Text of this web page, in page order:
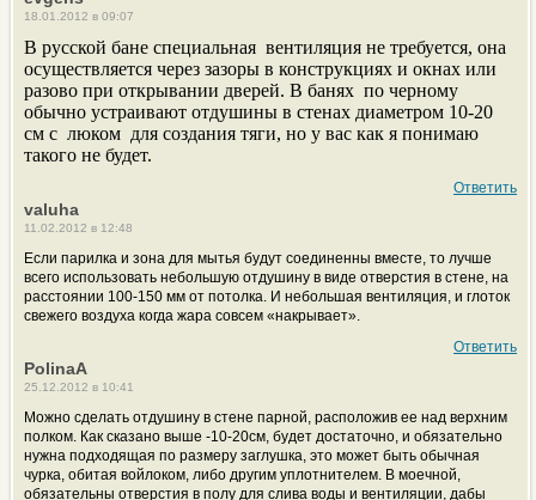
18.01.2012 в 09:07
В русской бане специальная вентиляция не требуется, она
осуществляется через зазоры в конструкциях и окнах или
разово при открывании дверей. В банях по черному
обычно устраивают отдушины в стенах диаметром 10-20
см с люком для создания тяги, но у вас как я понимаю
такого не будет.
Ответить
valuha
11.02.2012 в 12:48
Если парилка и зона для мытья будут соединенны вместе, то лучше
всего использовать небольшую отдушину в виде отверстия в стене, на
расстоянии 100-150 мм от потолка. И небольшая вентиляция, и глоток
свежего воздуха когда жара совсем «накрывает».
Ответить
PolinaA
25.12.2012 в 10:41
Можно сделать отдушину в стене парной, расположив ее над верхним
полком. Как сказано выше -10-20см, будет достаточно, и обязательно
нужна подходящая по размеру заглушка, это может быть обычная
чурка, обитая войлоком, либо другим уплотнителем. В моечной,
обязательны отверстия в полу для слива воды и вентиляции, дабы